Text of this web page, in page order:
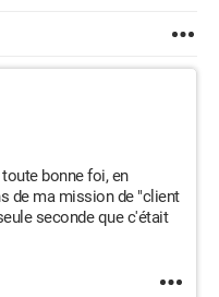
bonne foi, en
de ma mission de "client
seconde que c'était